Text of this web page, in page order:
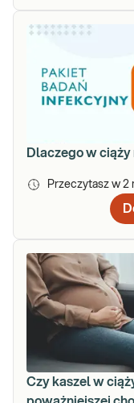
Dlaczego w
Przeczytasz w 2
Czy kaszel w